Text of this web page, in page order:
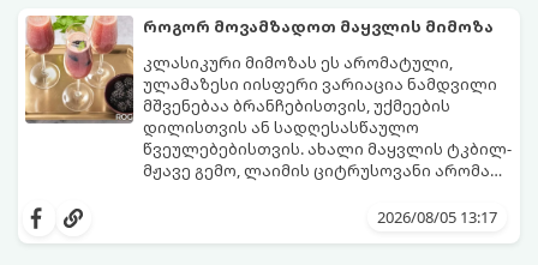
შეწვისას ფორმა იდეალურად შეინარჩუნოს
და არ დაიშალოს.
მომზადების დრო: 20 წუთი (დამატებით
მუხუდოს ჩალბობის დრო: 12-24 საათი)
შეწვის დრო: 10–15 წუთი ულუფა: 20–24 ცალი
ბურთულა (4–6 პორცია)
როგორ მოვამზადოთ მაყვლის მიმოზა
კლასიკური მიმოზას ეს არომატული,
ულამაზესი იისფერი ვარიაცია ნამდვილი
მშვენებაა ბრანჩებისთვის, უქმეების
დილისთვის ან სადღესასწაულო
წვეულებებისთვის. ახალი მაყვლის ტკბილ-
მჟავე გემო, ლაიმის ციტრუსოვანი არომატი
საოცრად დახვეწილ და მაგრილებელ
და მის მომზადებას მინიმალური2026/08/05 13:17